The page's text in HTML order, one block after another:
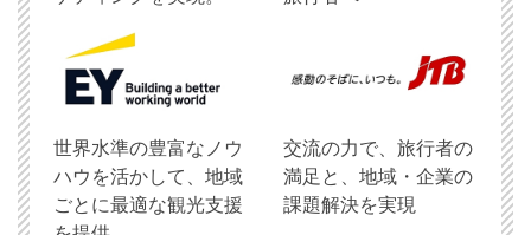
世界水準の豊富なノウ
ハウを活かして、地域
ごとに最適な観光支援
交流の力で、旅行者の
満足と、地域・企業の
課題解決を実現